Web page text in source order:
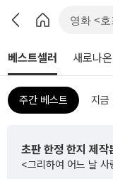
베스트셀러 새로나
주간 베스트 지금
초판 한정 한지 제작
<그리하여 어느 날 사